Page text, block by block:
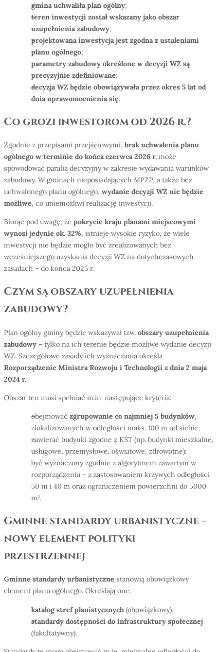
gmina uchwaliła plan ogólny;
teren inwestycji został wskazany jako obszar
uzupełnienia zabudowy;
projektowana inwestycja jest zgodna z ustaleniami
planu ogólnego;
parametry zabudowy określone w decyzji WZ są
precyzyjnie zdefiniowane;
decyzja WZ będzie obowiązywała przez okres 5 lat od
dnia uprawomocnienia się.
Co grozi inwestorom od 2026 r.?
Zgodnie z przepisami przejściowymi, brak uchwalenia planu
ogólnego w terminie do końca czerwca 2026 r. może
spowodować paraliż decyzyjny w zakresie wydawania warunków
zabudowy. W gminach nieposiadających MPZP, a także bez
uchwalonego planu ogólnego, wydanie decyzji WZ nie będzie
możliwe, co uniemożliwi realizację inwestycji.
Biorąc pod uwagę, że pokrycie kraju planami miejscowymi
wynosi jedynie ok. 32%, istnieje wysokie ryzyko, że wiele
inwestycji nie będzie mogło być zrealizowanych bez
wcześniejszego uzyskania decyzji WZ na dotychczasowych
zasadach – do końca 2025 r.
Czym są obszary uzupełnienia
zabudowy?
Plan ogólny gminy będzie wskazywał tzw. obszary uzupełnienia
zabudowy – tylko na ich terenie będzie możliwe wydanie decyzji
WZ. Szczegółowe zasady ich wyznaczania określa
Rozporządzenie Ministra Rozwoju i Technologii z dnia 2 maja
2024 r.
Obszar ten musi spełniać m.in. następujące kryteria:
obejmować zgrupowanie co najmniej 5 budynków,
zlokalizowanych w odległości maks. 100 m od siebie;
zawierać budynki zgodne z KŚT (np. budynki mieszkalne,
usługowe, przemysłowe, oświatowe, zdrowotne);
być wyznaczony zgodnie z algorytmem zawartym w
rozporządzeniu – z zastosowaniem krzywych odległości
50 m i 40 m oraz ograniczeniem powierzchni do 5000
m².
Gminne standardy urbanistyczne –
nowy element polityki
przestrzennej
Gminne standardy urbanistyczne stanowią obowiązkowy
element planu ogólnego. Określają one:
katalog stref planistycznych(obowiązkowy),
standardy dostępności do infrastruktury społecznej
(fakultatywny).